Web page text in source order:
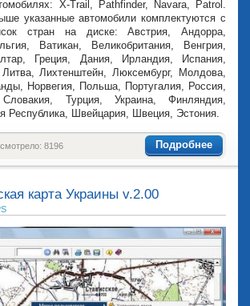
X-Trail, Pathfinder, Navara, Patrol.
указанные автомобили комплектуются с
стран на диске: Австрия, Андорра,
Ватикан, Великобритания, Венгрия,
Греция, Дания, Ирландия, Испания,
Лихтенштейн, Люксембург, Молдова,
Норвегия, Польша, Португалия, Россия,
Турция, Украина, Финляндия,
Республика, Швейцария, Швеция, Эстония.
Подробнее
8196
карта Украины v.2.00